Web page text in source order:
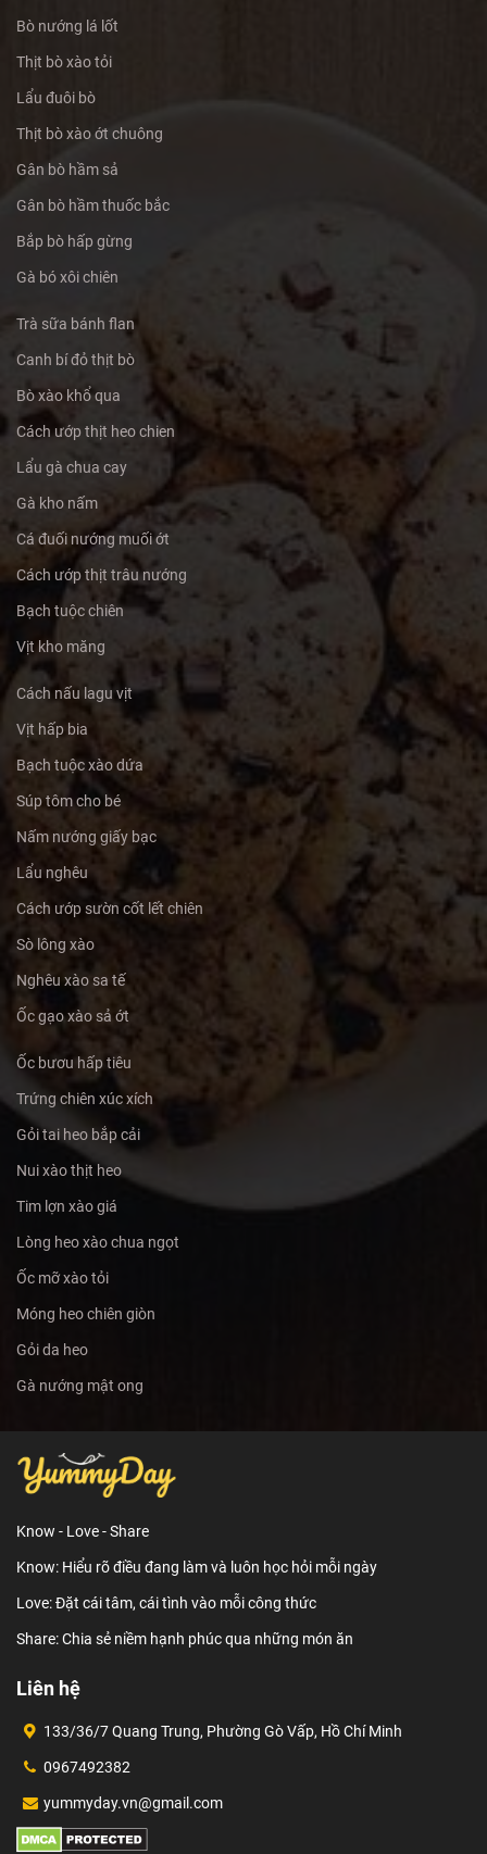
Bò nướng lá lốt
Thịt bò xào tỏi
Lẩu đuôi bò
Thịt bò xào ớt chuông
Gân bò hầm sả
Gân bò hầm thuốc bắc
Bắp bò hấp gừng
Gà bó xôi chiên
Trà sữa bánh flan
Canh bí đỏ thịt bò
Bò xào khổ qua
Cách ướp thịt heo chien
Lẩu gà chua cay
Gà kho nấm
Cá đuối nướng muối ớt
Cách ướp thịt trâu nướng
Bạch tuộc chiên
Vịt kho măng
Cách nấu lagu vịt
Vịt hấp bia
Bạch tuộc xào dứa
Súp tôm cho bé
Nấm nướng giấy bạc
Lẩu nghêu
Cách ướp sườn cốt lết chiên
Sò lông xào
Nghêu xào sa tế
Ốc gạo xào sả ớt
Ốc bươu hấp tiêu
Trứng chiên xúc xích
Gỏi tai heo bắp cải
Nui xào thịt heo
Tim lợn xào giá
Lòng heo xào chua ngọt
Ốc mỡ xào tỏi
Móng heo chiên giòn
Gỏi da heo
Gà nướng mật ong
Know - Love - Share
Know: Hiểu rõ điều đang làm và luôn học hỏi mỗi ngày
Love: Đặt cái tâm, cái tình vào mỗi công thức
Share: Chia sẻ niềm hạnh phúc qua những món ăn
Liên hệ
133/36/7 Quang Trung, Phường Gò Vấp, Hồ Chí Minh
0967492382
yummyday.vn@gmail.com